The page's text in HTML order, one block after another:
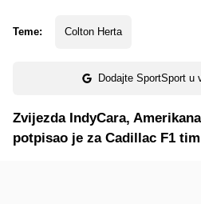
Teme: Colton Herta
Dodajte SportSport u
Zvijezda IndyCara,
potpisao je za Cadillac F1